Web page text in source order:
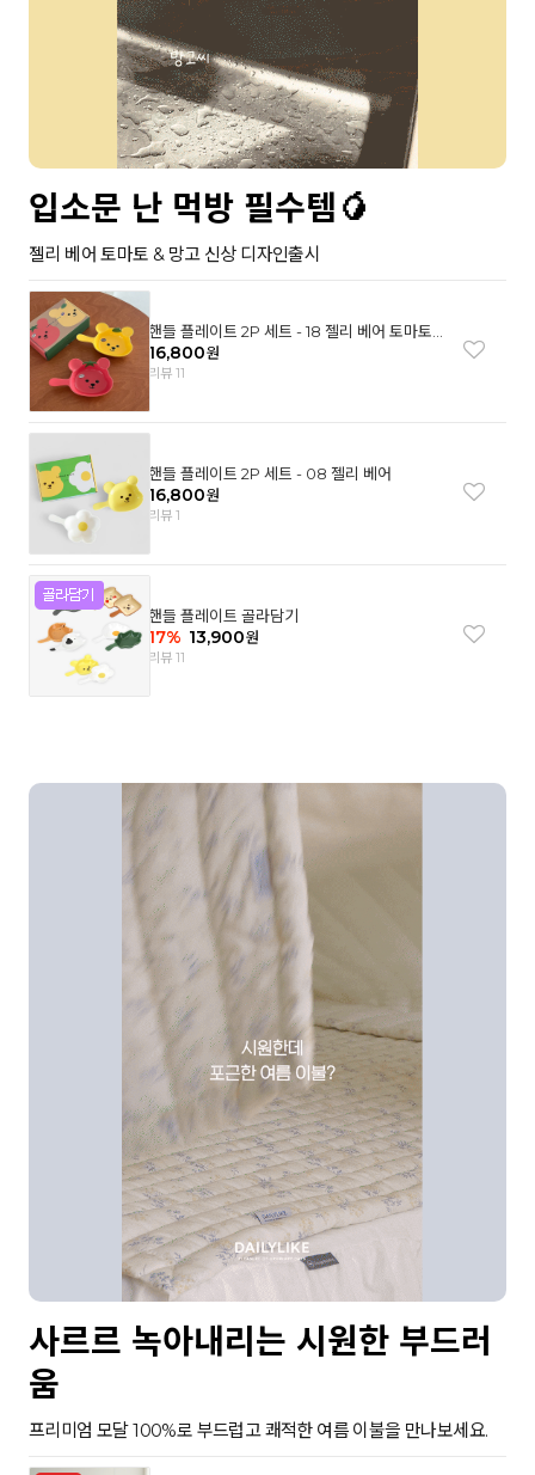
입소문 난 먹방 필수템🥭
젤리 베어 토마토 & 망고 신상 디자인출시
핸들 플레이트 2P 세트 - 18 젤리 베어 토마토
& 망고
16,800원
리뷰 11
핸들 플레이트 2P 세트 - 08 젤리 베어
16,800원
리뷰 1
핸들 플레이트 골라담기
17% 13,900원
리뷰 11
사르르 녹아내리는 시원한 부드러
움
프리미엄 모달 100%로 부드럽고 쾌적한 여름 이불을 만나보세요.